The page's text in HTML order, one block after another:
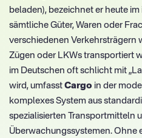
beladen), bezeichnet er heute
sämtliche Güter, Waren oder
verschiedenen Verkehrsträgern
Zügen oder LKWs transportiert
im Deutschen oft schlicht mit
wird, umfasst Cargo in der
komplexes System aus
spezialisierten Transportmitteln
Überwachungssystemen. Ohne